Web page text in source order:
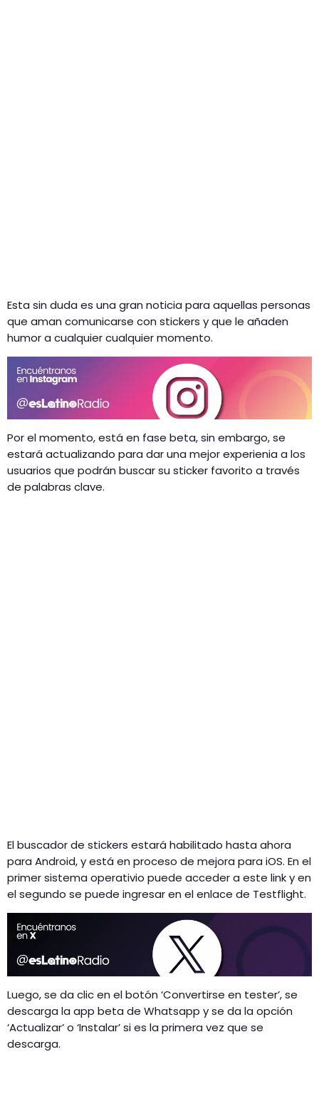
Esta sin duda es una gran noticia para aquellas personas
que aman comunicarse con stickers y que le añaden
humor a cualquier cualquier momento.
Por el momento, está en fase beta, sin embargo, se
estará actualizando para dar una mejor experienia a los
usuarios que podrán buscar su sticker favorito a través
de palabras clave.
El buscador de stickers estará habilitado hasta ahora
para Android, y está en proceso de mejora para iOS. En el
primer sistema operativio puede acceder a este link y en
el segundo se puede ingresar en el enlace de Testflight.
Luego, se da clic en el botón ‘Convertirse en tester’, se
descarga la app beta de Whatsapp y se da la opción
‘Actualizar’ o ‘Instalar’ si es la primera vez que se
descarga.